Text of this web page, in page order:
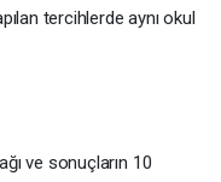
tercihlerde aynı okul
ve sonuçların 10